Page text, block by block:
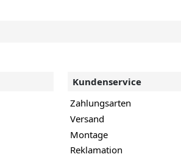
Kundenservice
Zahlungsarten
Versand
Montage
Reklamation